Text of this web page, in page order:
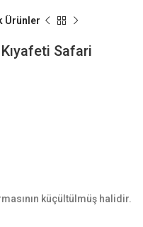
Ürünler
Safari
küçültülmüş halidir.